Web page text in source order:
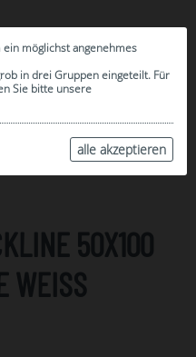
möglichst angenehmes
in drei Gruppen eingeteilt. Für
Sie bitte unsere
alle akzeptieren
50X100